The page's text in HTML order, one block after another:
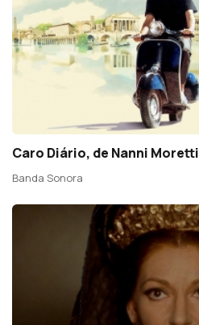
Caro Diário, de Nanni Moretti
Banda Sonora